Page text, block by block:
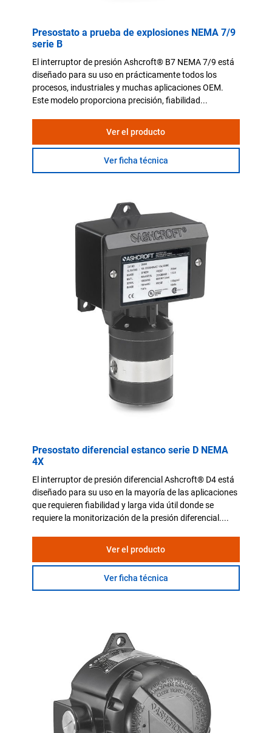
Presostato a prueba de explosiones NEMA 7/9
serie B
El interruptor de presión Ashcroft® B7 NEMA 7/9 está
diseñado para su uso en prácticamente todos los
procesos, industriales y muchas aplicaciones OEM.
Este modelo proporciona precisión, fiabilidad...
Ver el producto
Ver ficha técnica
Presostato diferencial estanco serie D NEMA
4X
El interruptor de presión diferencial Ashcroft® D4 está
diseñado para su uso en la mayoría de las aplicaciones
que requieren fiabilidad y larga vida útil donde se
requiere la monitorización de la presión diferencial....
Ver el producto
Ver ficha técnica